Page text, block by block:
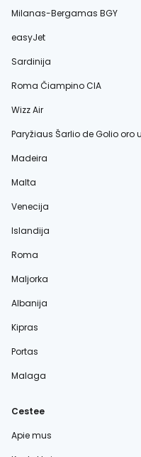
Milanas-Bergamas BGY
easyJet
Sardinija
Roma Čiampino CIA
Wizz Air
Paryžiaus Šarlio de Golio oro
Madeira
Malta
Venecija
Islandija
Roma
Maljorka
Albanija
Kipras
Portas
Malaga
Cestee
Apie mus